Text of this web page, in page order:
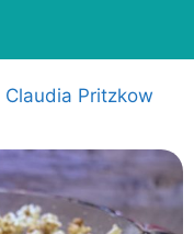
Claudia Pritzkow